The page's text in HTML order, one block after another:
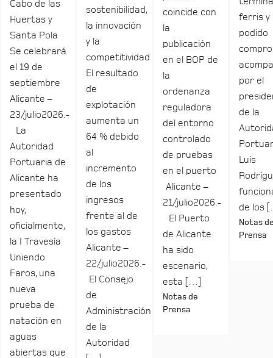
Cabo de las
Huertas y
Santa Pola
Se celebrará
el 19 de
septiembre
Alicante –
23/julio2026.-
La
Autoridad
Portuaria de
Alicante ha
presentado
hoy,
oficialmente,
la I Travesía
Uniendo
Faros, una
nueva
prueba de
natación en
aguas
abiertas que
sostenibilidad,
la innovación
y la
competitividad
El resultado
de
explotación
aumenta un
64 % debido
al
incremento
de los
ingresos
frente al de
los gastos
Alicante –
22/julio2026.-
El Consejo
de
Administración
de la
Autoridad
coincide con
la
publicación
en el BOP de
la
ordenanza
reguladora
del entorno
controlado
de pruebas
en el puerto
Alicante –
21/julio2026.-
El Puerto
de Alicante
ha sido
escenario,
esta […]
Notas de
Prensa
ferris y
podido
por el
de la
Luis
de los
Notas
Prensa